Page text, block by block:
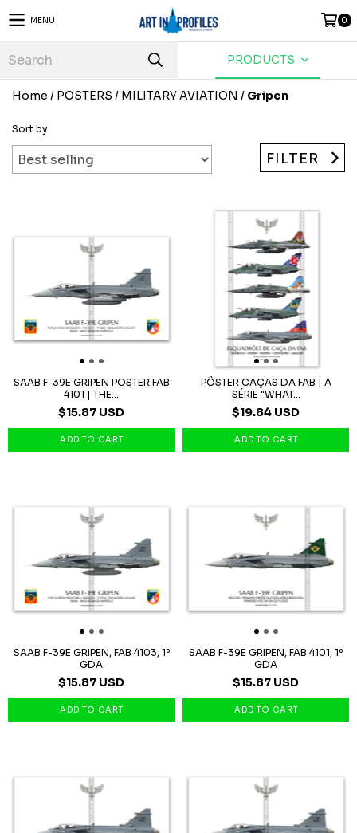
MENU 0
PRODUCTS
Home / POSTERS / MILITARY AVIATION / Gripen
Sort by
FILTER
SAAB F-39E GRIPEN POSTER FAB
4101 | THE...
$15.87 USD
PÔSTER CAÇAS DA FAB | A
SÉRIE "WHAT...
$19.84 USD
SAAB F-39E GRIPEN, FAB 4103, 1º
GDA
$15.87 USD
SAAB F-39E GRIPEN, FAB 4101, 1º
GDA
$15.87 USD